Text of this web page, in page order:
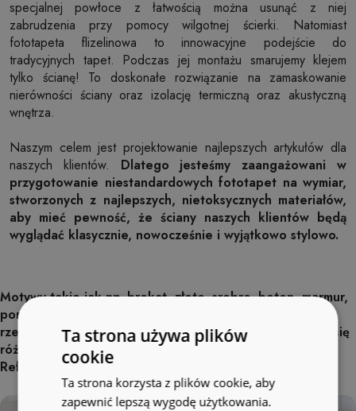
specjalnej powłoce z łatwością można usunąć z niej
zabrudzenia przy pomocy wilgotnej ścierki. Natomiast
fototapeta flizelinowa to innowacyjne podejście do
tradycyjnych tapet. Podczas jej montażu smarujemy klejem
tylko ścianę! To doskonałe rozwiązanie na zamaskowanie
nierówności ściany oraz izolację termiczną oraz akustyczną
wnętrza.
Naszym celem jest projektowanie najlepszych artykułów dla
naszych klientów. Dlatego jesteśmy zaangażowani w
przygotowanie niestandardowych fototapet na wymiar,
stworzonych z najlepszych, nietoksycznych materiałów,
aby mieć pewność, że ściany naszych klientów będą
wyglądać klasycznie, nowocześnie i wyjątkowo stylowo.
Motywy takie jak np. brokat, złoto, srebro, beton, marmur,
pordzewiała blacha, drewno itp. nie wygląda jak w
rzeczywistości. Motywy są nadrukowane przez co mogą się
różnić wyglądem od ich prawdziwych odpowiedników.
Refleksy światła nie są elementami grafiki.
Ta strona używa plików
cookie
Ta strona korzysta z plików cookie, aby
zapewnić lepszą wygodę użytkowania.